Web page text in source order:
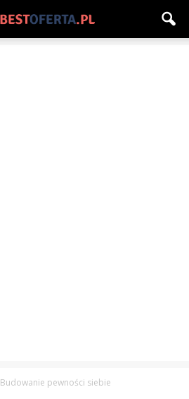
Budowanie pewności siebie